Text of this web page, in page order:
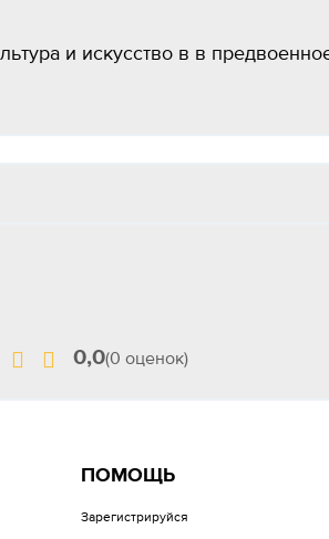
и искусство в в
0,0(0 оценок)
ПОМОЩЬ
Зарегистрируйся